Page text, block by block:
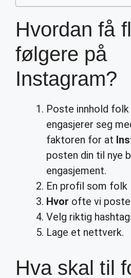
Hvordan få
følgere på
Instagram?
Poste innhold
engasjerer seg
faktoren for at
posten din til nye
engasjement.
En profil som folk
Hvor ofte vi
Velg riktig
Lage et nettverk.
Hva skal til